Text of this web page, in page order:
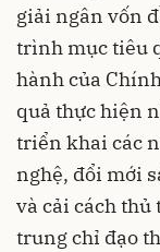
giải ngân vốn
trình mục tiêu
hành của
quả thực hiện
triển khai các
nghệ, đổi mới
và cải cách
trung chỉ đạo